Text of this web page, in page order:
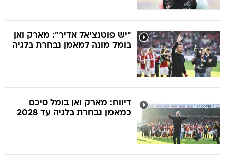
"יש פוטנציאל אדיר": מארק ואן
בומל מונה למאמן נבחרת בלגיה
דיווח: מארק ואן בומל סיכם
כמאמן נבחרת בלגיה עד 2028